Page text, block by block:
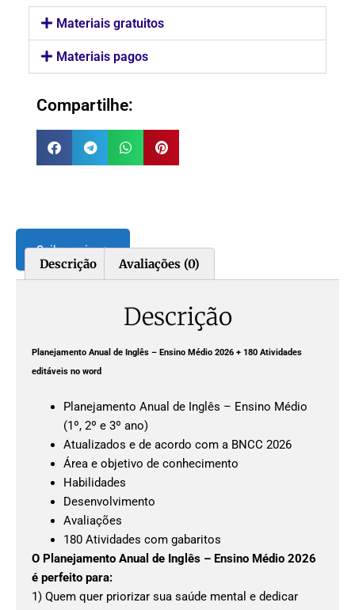
Materiais gratuitos
Materiais pagos
Compartilhe:
Saiba mais ➡️
Descrição Avaliações (0)
Descrição
Planejamento Anual de Inglês – Ensino Médio 2026 + 180 Atividades
editáveis no word
Planejamento Anual de Inglês – Ensino Médio
(1º, 2º e 3º ano)
Atualizados e de acordo com a BNCC 2026
Área e objetivo de conhecimento
Habilidades
Desenvolvimento
Avaliações
180 Atividades com gabaritos
O Planejamento Anual de Inglês – Ensino Médio 2026
é perfeito para:
1) Quem quer priorizar sua saúde mental e dedicar